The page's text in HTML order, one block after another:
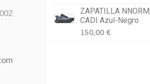
ZAPATILLA
CADI Azul-Negro
150,00 €